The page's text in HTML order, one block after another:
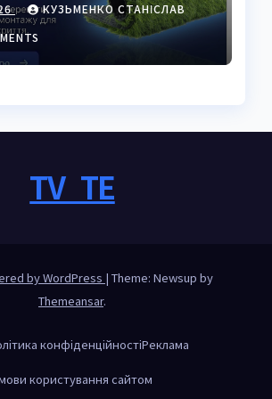
КУЗЬМЕНКО СТАНІСЛАВ
TV_TE
by WordPress | Theme: Newsup by
Themeansar.
конфіденційностіРеклама
користування сайтом